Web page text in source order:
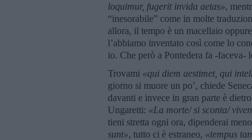
loquimur, fugerit invida aetas»,
“inesorabile” come in molte
allora, il tempo è un macellaio
l’abbiamo inventato così come lo
io. Che però a Pontedera fa -faceva-
Trovami «qui diem aestimet, qui
giorno si muore un po’, chiede
davanti e invece in gran parte è
Ungaretti: «La morte/ si sconta/
tieni stretta ogni ora, dipenderai
sunt», tutto ci è estraneo, «tempus